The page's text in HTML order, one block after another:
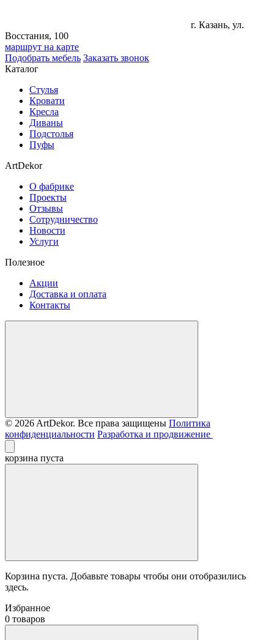
г. Казань, ул.
Восстания, 100
маршрут на карте
Подобрать мебель Заказать звонок
Каталог
Стулья
Кровати
Кресла
Диваны
Подстолья
Пуфы
ArtDekor
О фабрике
Проекты
Отзывы
Сотрудничество
Новости
Услуги
Полезное
Акции
Доставка и оплата
Контакты
© 2026 ArtDekor. Все права защищены Политика
конфиденциальности Разработка и продвижение
корзина пуста
Корзина пуста. Добавьте товары чтобы они отобразились
здесь.
Избранное
0 товаров